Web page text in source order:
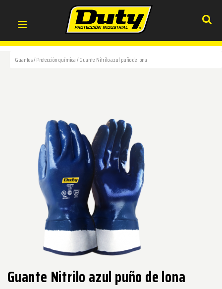
Guantes/Protección química/Guante Nitrilo azul puño de lona
Guante Nitrilo azul puño de lona